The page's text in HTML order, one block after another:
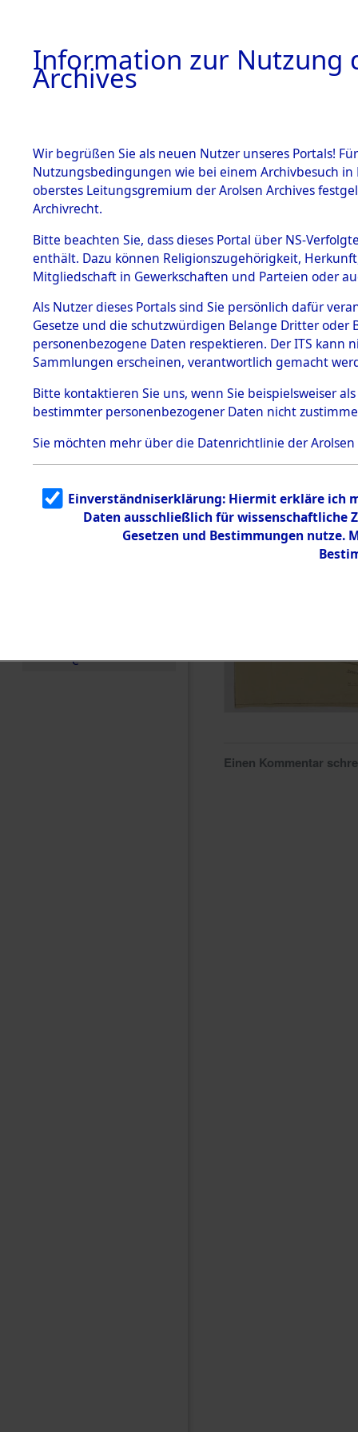
BESTÄNDE
1.
mente
5. Verschiedenes
5.3
Todesmärsche
5.3.1 Alliierte
Erhebungen
zu
Todesmärsch
en
5.3.2
g
5.3.3
Todesmärsch
e
→0120
Einen Kommentar
Information zur Nutzung
Archives
Wir begrüßen Sie als neuen Nutzer unseres Portals!
Nutzungsbedingungen wie bei einem Archivbesuch
oberstes Leitungsgremium der Arolsen Archives
Archivrecht.
Bitte beachten Sie, dass dieses Portal über NS-
enthält. Dazu können Religionszugehörigkeit,
Mitgliedschaft in Gewerkschaften und Parteien oder
Als Nutzer dieses Portals sind Sie persönlich dafür
Gesetze und die schutzwürdigen Belange Dritter
personenbezogene Daten respektieren. Der ITS
Sammlungen erscheinen, verantwortlich gemacht
Bitte kontaktieren Sie uns, wenn Sie beispielsweiser
bestimmter personenbezogener Daten nicht
Sie möchten mehr über die Datenrichtlinie der Arolsen
Einverständniserklärung: Hiermit erkläre ich
Daten ausschließlich für wissenschaftliche
Gesetzen und Bestimmungen nutze.